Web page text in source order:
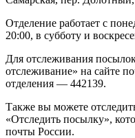
Отделение работает с
20:00, в субботу и
Для отслеживания
отслеживание» на сайте
отделения — 442139.
Также вы можете
«Отследить посылку»,
почты России.